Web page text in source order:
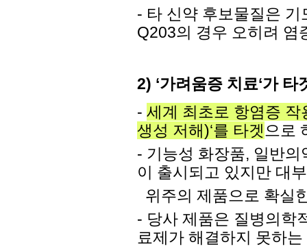
- 타 신약 후보물질은
Q203의 경우 오히려 염
2) ‘가려움증 치료‘가
- 세계 최초로 항염증
생성 저해)‘를 타겟으로
- 기능성 화장품, 일반
이 출시되고 있지만 대
위주의 제품으로 확실
- 당사 제품은 질병의학
료제가 해결하지 못하